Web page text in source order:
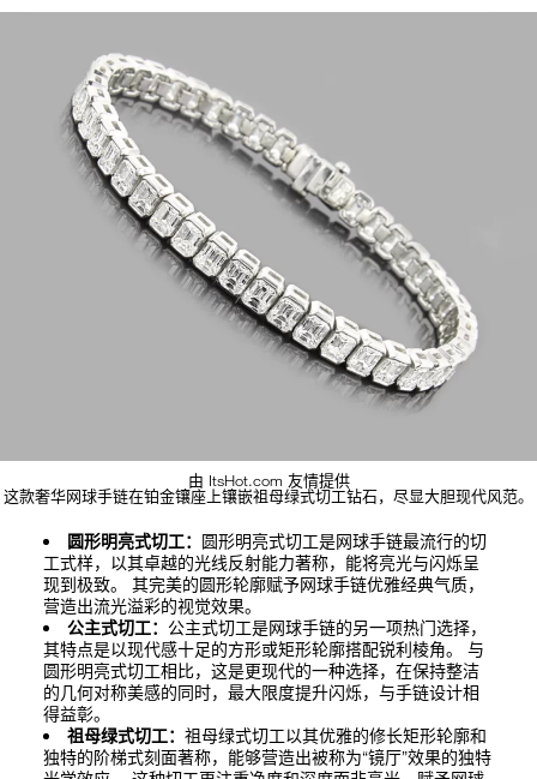
由 ItsHot.com 友情提供
这款奢华网球手链在铂金镶座上镶嵌祖母绿式切工钻石，尽显大胆现代风范。
圆形明亮式切工： 圆形明亮式切工是网球手链最流行的切
工式样，以其卓越的光线反射能力著称，能将亮光与闪烁呈
现到极致。 其完美的圆形轮廓赋予网球手链优雅经典气质，
营造出流光溢彩的视觉效果。
公主式切工： 公主式切工是网球手链的另一项热门选择，
其特点是以现代感十足的方形或矩形轮廓搭配锐利棱角。 与
圆形明亮式切工相比，这是更现代的一种选择，在保持整洁
的几何对称美感的同时，最大限度提升闪烁，与手链设计相
得益彰。
祖母绿式切工： 祖母绿式切工以其优雅的修长矩形轮廓和
独特的阶梯式刻面著称，能够营造出被称为“镜厅”效果的独特